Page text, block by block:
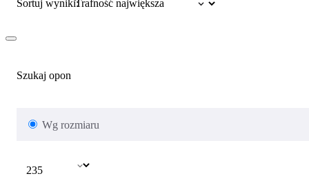
Sortuj wyniki:
Szukaj opon
Wg rozmiaru